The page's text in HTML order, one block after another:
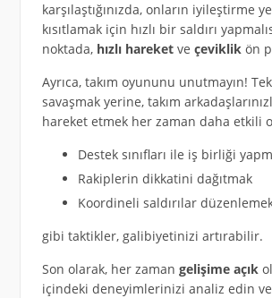
karşılaştığınızda, onların iyileştirme
kısıtlamak için hızlı bir saldırı
noktada, hızlı hareketve çeviklikön
Ayrıca, takım oyununu unutmayın! Tek
savaşmak yerine, takım
hareket etmek her zaman daha etkili
Destek sınıfları ile iş birliği
Rakiplerin dikkatini dağıtmak
Koordineli saldırılar
gibi taktikler, galibiyetinizi artırabilir.
Son olarak, her zaman gelişime açık
içindeki deneyimlerinizi analiz edin ve